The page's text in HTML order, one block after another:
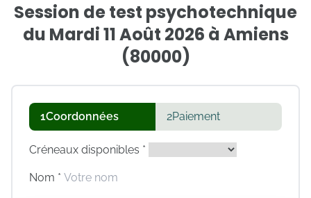
Session de test psychotechnique
du Mardi 11 Août 2026 à Amiens
(80000)
1Coordonnées 2Paiement
Créneaux disponibles *
Nom *